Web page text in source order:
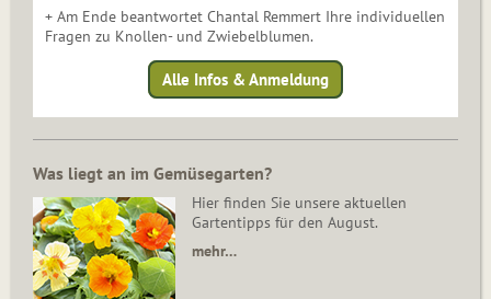
+ Am Ende beantwortet Chantal Remmert Ihre individuellen
Fragen zu Knollen- und Zwiebelblumen.
Alle Infos & Anmeldung
Was liegt an im Gemüsegarten?
Hier finden Sie unsere aktuellen
Gartentipps für den August.
mehr…